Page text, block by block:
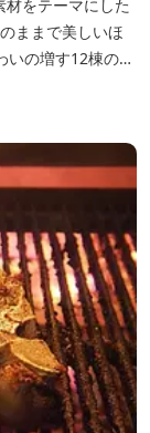
をテーマにした
いの増す12棟のヴ
ンティークをし
よう。次はあのヴ
しみが広がりま